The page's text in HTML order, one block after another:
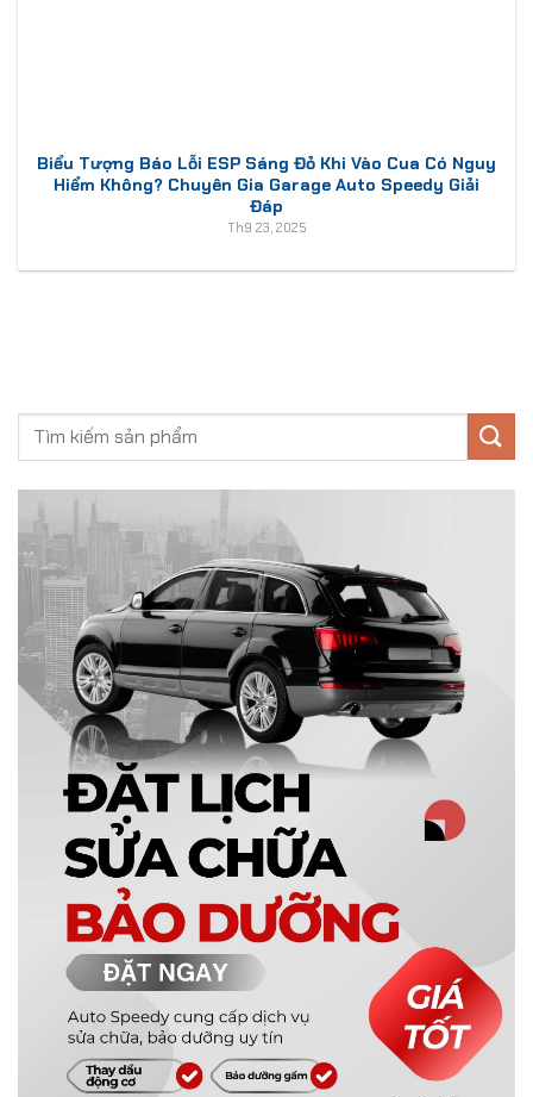
Biểu Tượng Báo Lỗi ESP Sáng Đỏ Khi Vào Cua Có Nguy
Hiểm Không? Chuyên Gia Garage Auto Speedy Giải
Đáp
Th9 23, 2025